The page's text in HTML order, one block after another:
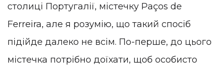
столиці Португалії, містечку Paços de
Ferreira, але я розумію, що такий спосіб
підійде далеко не всім. По-перше, до цього
містечка потрібно доїхати, щоб особисто